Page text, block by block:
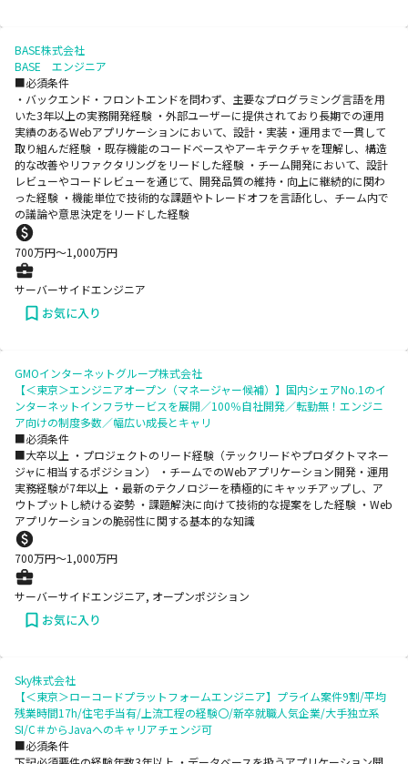
BASE株式会社
BASE エンジニア
■必須条件
・バックエンド・フロントエンドを問わず、主要なプログラミング言語を用
いた3年以上の実務開発経験 ・外部ユーザーに提供されており長期での運用
実績のあるWebアプリケーションにおいて、設計・実装・運用まで一貫して
取り組んだ経験 ・既存機能のコードベースやアーキテクチャを理解し、構造
的な改善やリファクタリングをリードした経験 ・チーム開発において、設計
レビューやコードレビューを通じて、開発品質の維持・向上に継続的に関わ
った経験 ・機能単位で技術的な課題やトレードオフを言語化し、チーム内で
の議論や意思決定をリードした経験
700万円〜1,000万円
サーバーサイドエンジニア
お気に入り
GMOインターネットグループ株式会社
【＜東京＞エンジニアオープン（マネージャー候補）】国内シェアNo.1のイ
ンターネットインフラサービスを展開／100％自社開発／転勤無！エンジニ
ア向けの制度多数／幅広い成長とキャリ
■必須条件
■大卒以上 ・プロジェクトのリード経験（テックリードやプロダクトマネー
ジャに相当するポジション） ・チームでのWebアプリケーション開発・運用
実務経験が7年以上 ・最新のテクノロジーを積極的にキャッチアップし、ア
ウトプットし続ける姿勢 ・課題解決に向けて技術的な提案をした経験 ・Web
アプリケーションの脆弱性に関する基本的な知識
700万円〜1,000万円
サーバーサイドエンジニア, オープンポジション
お気に入り
Sky株式会社
【＜東京＞ローコードプラットフォームエンジニア】プライム案件9割/平均
残業時間17h/住宅手当有/上流工程の経験〇/新卒就職人気企業/大手独立系
SI/C＃からJavaへのキャリアチェンジ可
■必須条件